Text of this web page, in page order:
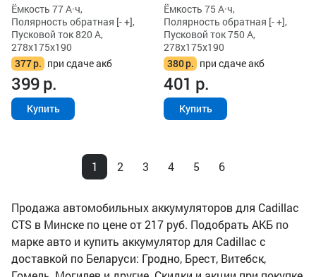
Ёмкость 77 А·ч,
Полярность обратная [- +],
Пусковой ток 820 А,
278x175x190
377р. при сдаче акб
399р.
Купить
Ёмкость 75 А·ч,
Полярность обратная [- +],
Пусковой ток 750 А,
278x175x190
380р. при сдаче акб
401 р.
Купить
1 2 3 4 5 6
Продажа автомобильных аккумуляторов для Cadillac
CTS в Минске по цене от 217 руб. Подобрать АКБ по
марке авто и купить аккумулятор для Cadillac с
доставкой по Беларуси: Гродно, Брест, Витебск,